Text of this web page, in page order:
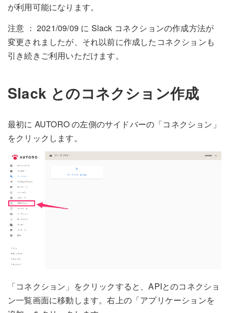
が利用可能になります。
注意 ： 2021/09/09 に Slack コネクションの作成方法が
変更されましたが、それ以前に作成したコネクションも
引き続きご利用いただけます。
Slack とのコネクション作成
最初に AUTORO の左側のサイドバーの「コネクション」
をクリックします。
「コネクション」をクリックすると、APIとのコネクショ
ン一覧画面に移動します。右上の「アプリケーションを